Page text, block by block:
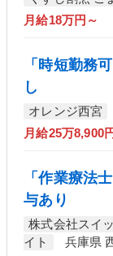
月給18万円～
「時短勤務
し
オレンジ西宮
月給25万8,900
「作業療法
与あり
株式会社スイ
イト
兵庫県